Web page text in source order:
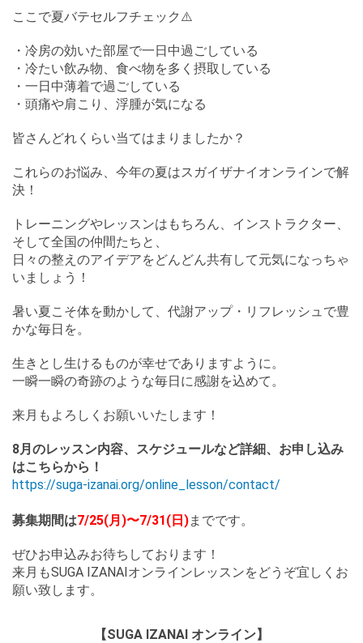
ここで夏バテセルフチェック⚠️
・冷房の効いた部屋で一日中過ごしている
・冷たい飲み物、食べ物を多く摂取している
・一日中薄着で過ごしている
・頭痛や肩こり、浮腫が気になる
皆さんどれくらい当てはまりましたか？
これらのお悩み、今年の夏はスガイザナイオンラインで解
決！
トレーニングやレッスンはもちろん、インストラクター、
そして全国の仲間たちと、
日々の整えのアイデアをどんどん共有して元気になっちゃ
いましょう！
暑い夏こそ体を動かして、代謝アップ・リフレッシュで豊
かな毎日を。
生きとし生けるものが幸せでありますように。
一瞬一瞬の奇跡のような毎日に感謝を込めて。
来月もよろしくお願いいたします！
8月のレッスン内容、スケジュールなど詳細、お申し込み
はこちらから！
https://suga-izanai.org/online_lesson/contact/
募集期間は7/25(月)〜7/31(日)までです。
ぜひお申込みお待ちしております！
来月もSUGA IZANAIオンラインレッスンをどうぞ宜しくお
願い致します。
【SUGA IZANAI オンライン】